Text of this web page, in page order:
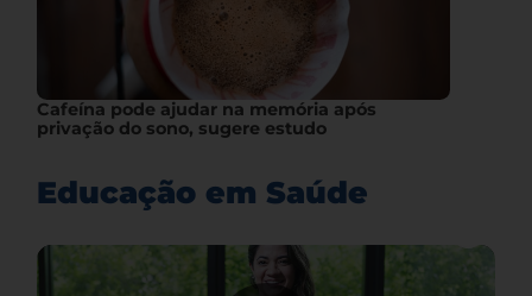
Cafeína pode ajudar na memória após
privação do sono, sugere estudo
Educação em Saúde